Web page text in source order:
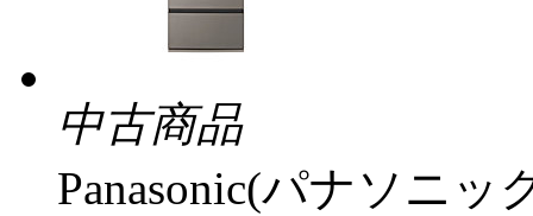
中古商品
Panasonic(パナソニッ